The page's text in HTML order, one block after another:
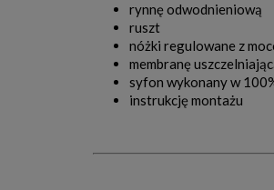
rynnę odwodnieniową
ruszt
nóżki regulowane z
membranę
syfon wykonany w
instrukcję montażu